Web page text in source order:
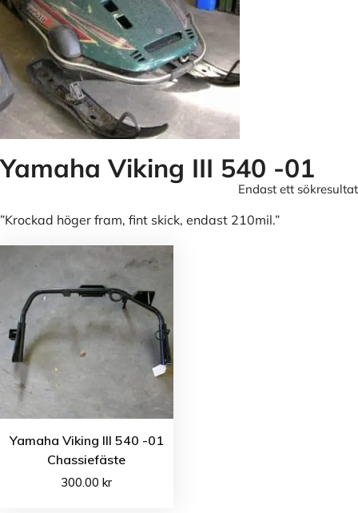
Yamaha Viking III 540 -01
Endast ett sökresultat
”Krockad höger fram, fint skick, endast 210mil.”
Yamaha Viking III 540 -01
Chassiefäste
300.00kr